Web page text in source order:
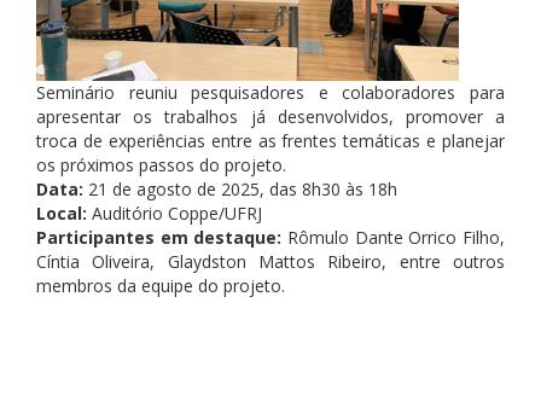
Seminário reuniu pesquisadores e colaboradores para
apresentar os trabalhos já desenvolvidos, promover a
troca de experiências entre as frentes temáticas e planejar
os próximos passos do projeto.
Data: 21 de agosto de 2025, das 8h30 às 18h
Local: Auditório Coppe/UFRJ
Participantes em destaque: Rômulo Dante Orrico Filho,
Cíntia Oliveira, Glaydston Mattos Ribeiro, entre outros
membros da equipe do projeto.